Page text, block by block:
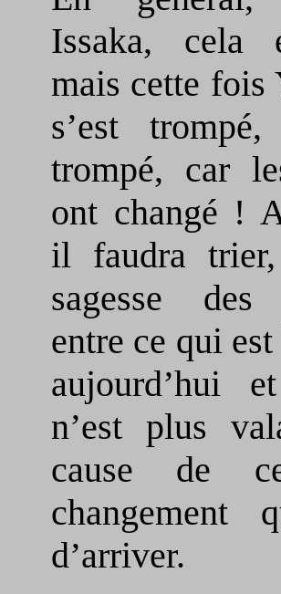
Issaka, cela
mais cette fois
s’est
trompé, car
ont changé !
il faudra
sagesse des
entre ce qui
aujourd’hui
n’est plus
cause de
changement
d’arriver.